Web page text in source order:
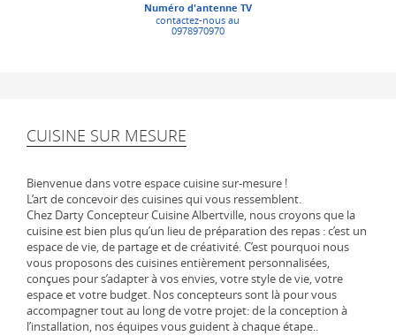
Numéro d'antenne TV
contactez-nous au
0978970970
CUISINE SUR MESURE
Bienvenue dans votre espace cuisine sur-mesure !
L’art de concevoir des cuisines qui vous ressemblent.
Chez Darty Concepteur Cuisine Albertville, nous croyons que la
cuisine est bien plus qu’un lieu de préparation des repas : c’est un
espace de vie, de partage et de créativité. C’est pourquoi nous
vous proposons des cuisines entièrement personnalisées,
conçues pour s’adapter à vos envies, votre style de vie, votre
espace et votre budget. Nos concepteurs sont là pour vous
accompagner tout au long de votre projet: de la conception à
l’installation, nos équipes vous guident à chaque étape..